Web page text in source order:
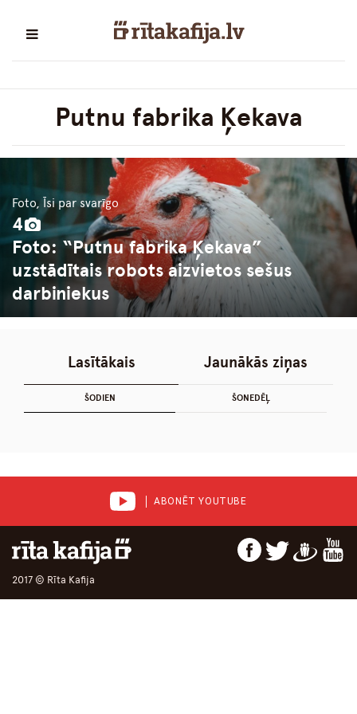
Putnu fabrika Ķekava
Foto, Īsi par svarīgo
4
Foto: “Putnu fabrika Ķekava”
uzstādītais robots aizvietos sešus
darbiniekus
Lasītākais
ŠODIEN ŠONEDĒĻ
Jaunākās ziņas
ABONĒT YOUTUBE
2017 © Rīta Kafija